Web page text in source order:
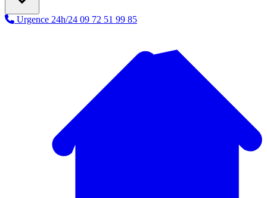
Urgence 24h/24 09 72 51 99 85